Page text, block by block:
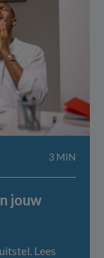
3 MIN
jouw
Lees